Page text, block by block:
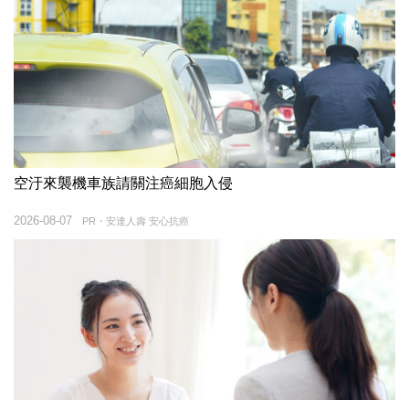
空汙來襲機車族請關注癌細胞入侵
PR・安達人壽 安心抗癌
2026-08-07